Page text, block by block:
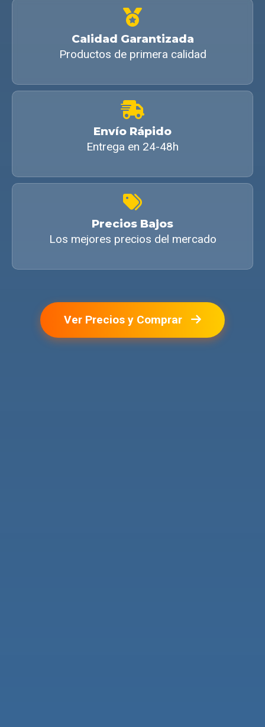
Calidad Garantizada
Productos de primera calidad
Envío Rápido
Entrega en 24-48h
Precios Bajos
Los mejores precios del mercado
Ver Precios y Comprar